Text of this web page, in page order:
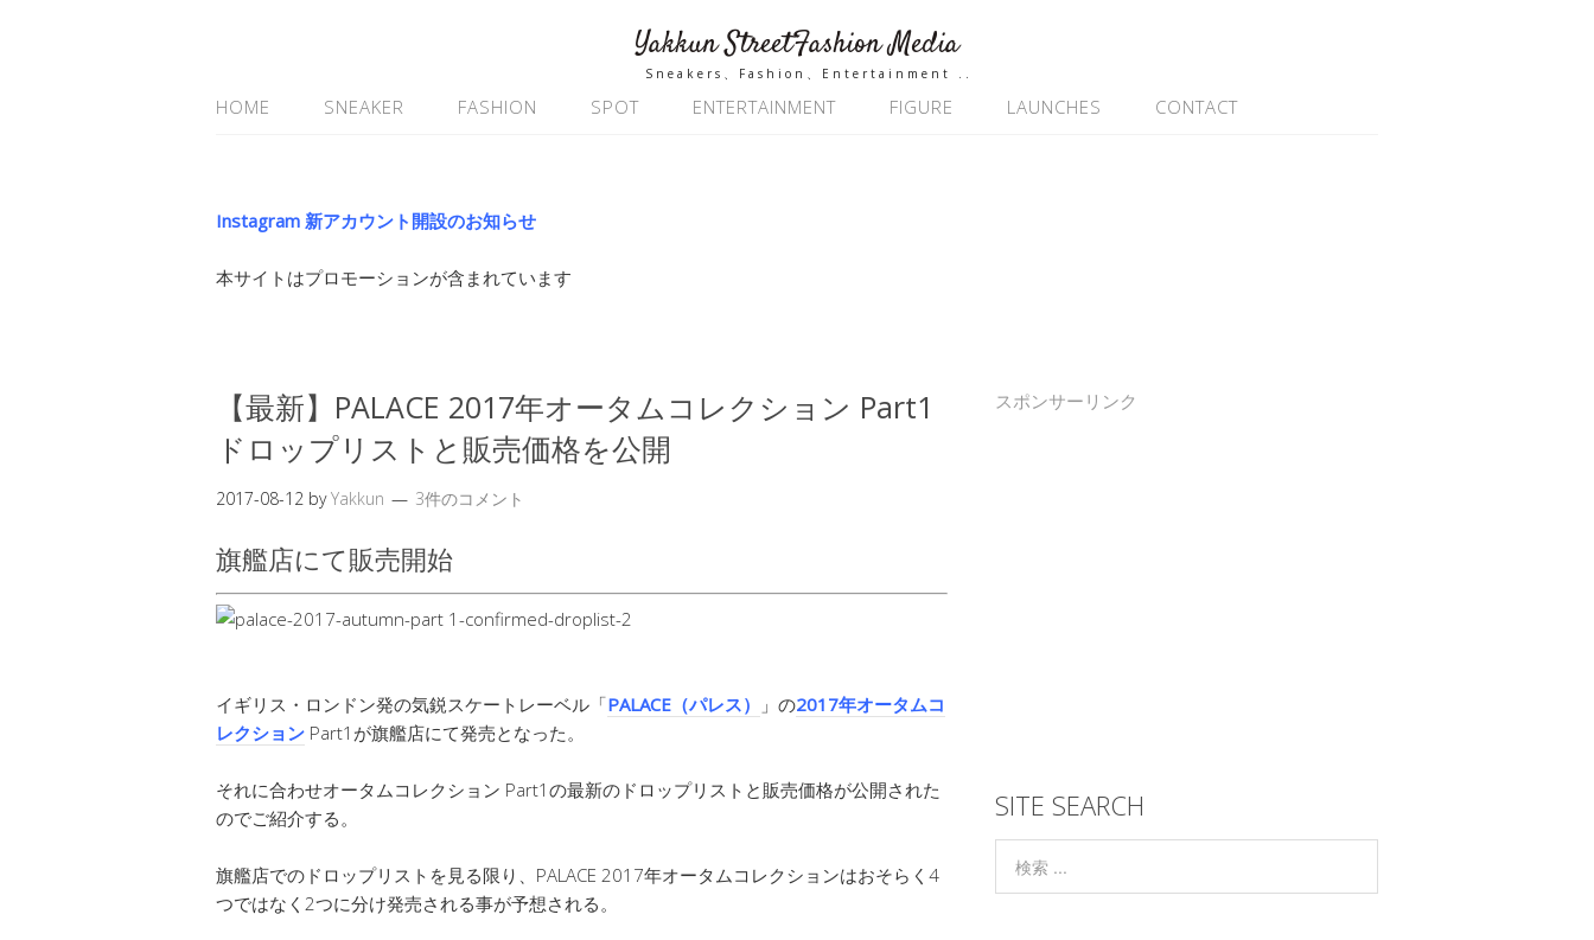
Yakkun StreetFashion Media
Sneakers、Fashion、Entertainment ..
HOME SNEAKER FASHION SPOT ENTERTAINMENT FIGURE LAUNCHES CONTACT
Instagram 新アカウント開設のお知らせ
本サイトはプロモーションが含まれています
【最新】PALACE 2017年オータムコレクション Part1
ドロップリストと販売価格を公開
2017-08-12 byYakkun 3件のコメント
旗艦店にて販売開始
イギリス・ロンドン発の気鋭スケートレーベル「PALACE（パレス） 」の2017年オータムコ
レクション Part1が旗艦店にて発売となった。
それに合わせオータムコレクション Part1の最新のドロップリストと販売価格が公開された
のでご紹介する。
旗艦店でのドロップリストを見る限り、PALACE 2017年オータムコレクションはおそらく4
つではなく2つに分け発売される事が予想される。
スポンサーリンク
SITE SEARCH